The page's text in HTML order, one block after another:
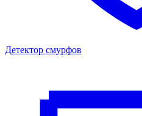
Детектор смурфов